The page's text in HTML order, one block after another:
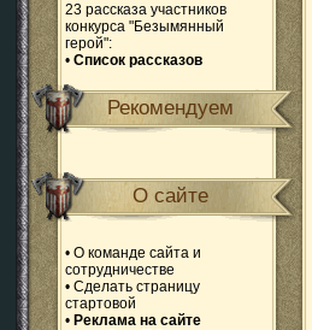
23 рассказа участников
конкурса "Безымянный
герой":
• Список рассказов
Рекомендуем
О сайте
• О команде сайта и
сотрудничестве
• Сделать страницу
стартовой
• Реклама на сайте